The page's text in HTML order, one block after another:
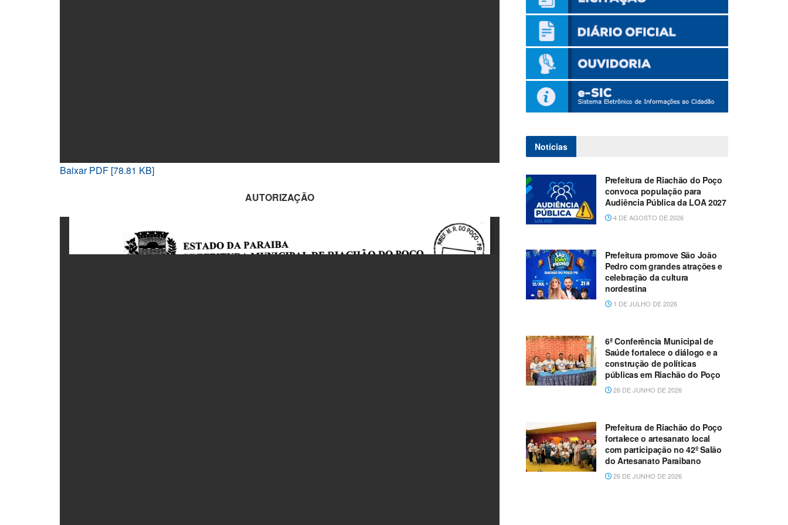
Baixar PDF [78.81 KB]
AUTORIZAÇÃO
Notícias
Prefeitura de Riachão do Poço
convoca população para
Audiência Pública da LOA 2027
4 DE AGOSTO DE 2026
Prefeitura promove São João
Pedro com grandes atrações e
celebração da cultura
nordestina
1 DE JULHO DE 2026
6ª Conferência Municipal de
Saúde fortalece o diálogo e a
construção de políticas
públicas em Riachão do Poço
26 DE JUNHO DE 2026
Prefeitura de Riachão do Poço
fortalece o artesanato local
com participação no 42º Salão
do Artesanato Paraibano
26 DE JUNHO DE 2026